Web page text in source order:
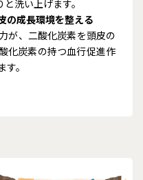
洗い上げます。
の成長環境を整える
が、二酸化炭素を頭皮の
化炭素の持つ血行促進作
。